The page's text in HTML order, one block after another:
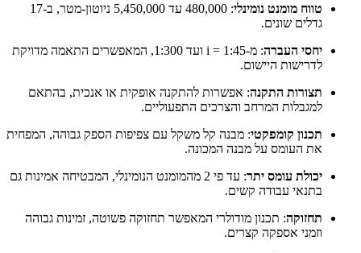
טווח מומנט נומינלי
: 480,000 עד 5,450,000 ניוטון-מטר, ב-17
גדלים שונים.
יחסי העברה
: מ-i = 1:45 ועד 1:300, המאפשרים התאמה מדויקת
לדרישות היישום.
תצורות התקנה: אפשרות להתקנה אופקית או אנכית, בהתאם
למגבלות המרחב והצרכים התפעוליים.
תכנון קומפקטי: מבנה קל משקל עם צפיפות הספק גבוהה, המפחית
את העומס על מבנה המכונה.
יכולת עומס יתר
: עד פי 2 מהמומנט הנומינלי, המבטיחה אמינות גם
בתנאי עבודה קשים.
תחזוקה: תכנון מודולרי המאפשר תחזוקה פשוטה, זמינות גבוהה
וזמני אספקה קצרים.